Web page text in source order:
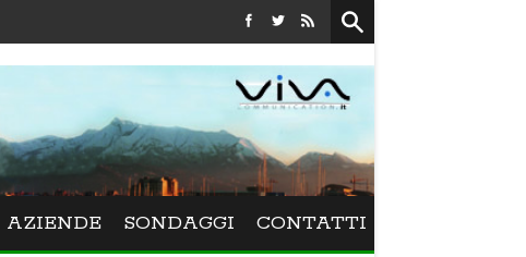
Festival La Versiliana - La direttrice lucchese Beatrice
AZIENDE SONDAGGI CONTATTI